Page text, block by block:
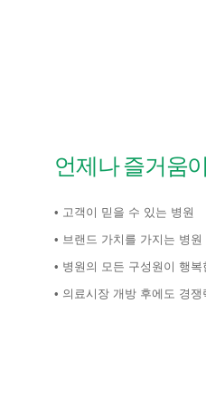
언제나 즐거움
• 고객이 믿을 수 있는 병원
• 브랜드 가치를 가지는 병원
• 병원의 모든 구성원이 행복
• 의료시장 개방 후에도 경